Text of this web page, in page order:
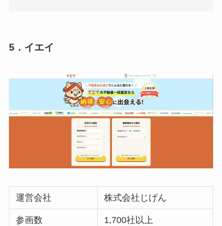
5．イエイ
運営会社 株式会社じげん
参画数 1,700社以上